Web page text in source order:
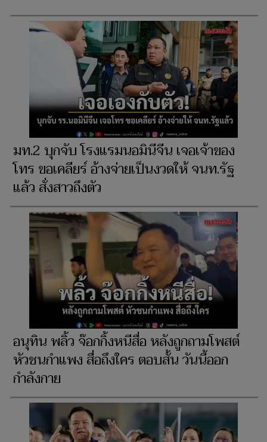
มท.2 บุกจับ โรงแรมนอมินีจีน เจอเจ้าของ
โทร ขอเคลียร์ อ้างจ่ายเป็นงวดให้ จนท.รัฐ
แล้ว สั่งสาวถึงตัว
อนุทิน พลิ้ว จ๊อกกิ้งหนีสื่อ หลังถูกถามโพสต์
หัวชนกำแพง สื่อถึงใคร ตอบสั้น วันนี้ออก
กำลังกาย